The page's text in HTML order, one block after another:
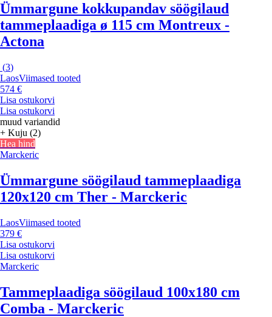
Ümmargune kokkupandav söögilaud
tammeplaadiga ø 115 cm Montreux -
Actona
(3)
LaosViimased tooted
574 €
Lisa ostukorvi
Lisa ostukorvi
muud variandid
+ Kuju (2)
Hea hind
Marckeric
Ümmargune söögilaud tammeplaadiga
120x120 cm Ther - Marckeric
LaosViimased tooted
379 €
Lisa ostukorvi
Lisa ostukorvi
Marckeric
Tammeplaadiga söögilaud 100x180 cm
Comba - Marckeric